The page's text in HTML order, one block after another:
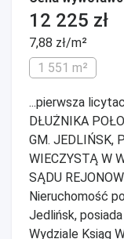
12 225 zł
7,88 zł/m²
1 551 m²
...pierwsza
DŁUŻNIKA
GM. JEDLIŃSK,
WIECZYSTĄ W
SĄDU
Nieruchomość
Jedlińsk,
Wydziale Ksiąg